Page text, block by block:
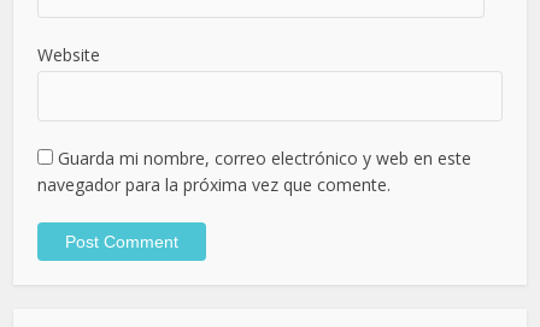
Website
Guarda mi nombre, correo electrónico y web en este
navegador para la próxima vez que comente.